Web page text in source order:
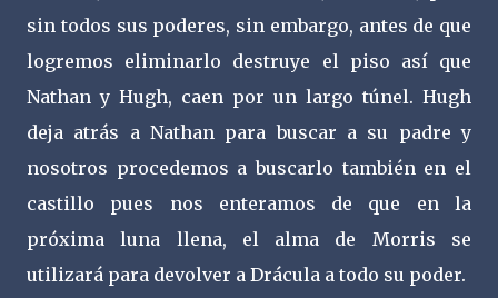
sin todos sus poderes, sin embargo, antes de que
logremos eliminarlo destruye el piso así que
Nathan y Hugh, caen por un largo túnel. Hugh
deja atrás a Nathan para buscar a su padre y
nosotros procedemos a buscarlo también en el
castillo pues nos enteramos de que en la
próxima luna llena, el alma de Morris se
utilizará para devolver a Drácula a todo su poder.